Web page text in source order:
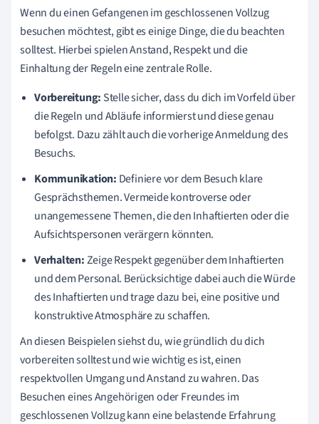
Wenn du einen Gefangenen im geschlossenen Vollzug
besuchen möchtest, gibt es einige Dinge, die du beachten
solltest. Hierbei spielen Anstand, Respekt und die
Einhaltung der Regeln eine zentrale Rolle.
Vorbereitung: Stelle sicher, dass du dich im Vorfeld über
die Regeln und Abläufe informierst und diese genau
befolgst. Dazu zählt auch die vorherige Anmeldung des
Besuchs.
Kommunikation: Definiere vor dem Besuch klare
Gesprächsthemen. Vermeide kontroverse oder
unangemessene Themen, die den Inhaftierten oder die
Aufsichtspersonen verärgern könnten.
Verhalten:Zeige Respekt gegenüber dem Inhaftierten
und dem Personal. Berücksichtige dabei auch die Würde
des Inhaftierten und trage dazu bei, eine positive und
konstruktive Atmosphäre zu schaffen.
An diesen Beispielen siehst du, wie gründlich du dich
vorbereiten solltest und wie wichtig es ist, einen
respektvollen Umgang und Anstand zu wahren. Das
Besuchen eines Angehörigen oder Freundes im
geschlossenen Vollzug kann eine belastende Erfahrung